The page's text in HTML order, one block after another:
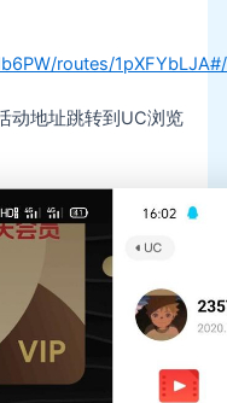
routes/1pXFYbLJA#/
动地址跳转到UC浏览